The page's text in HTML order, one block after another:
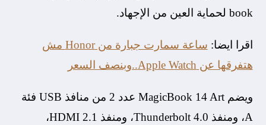
book لحماية العين من الإجهاد.
اقرا ايضا:
ساعة سمارت جبارة من Honor مش
هتفرقها عن Apple Watch..وبنصف السعر
ويضم MagicBook 14 Art عدد 2 من منافذ USB فئة
A، ومنفذ Thunderbolt 4.0، ومنفذ HDMI 2.1،